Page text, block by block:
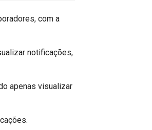
com a
notificações,
apenas visualizar